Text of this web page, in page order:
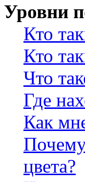
Уровни
Кто
Кто
Что
Где
Как
цвета?